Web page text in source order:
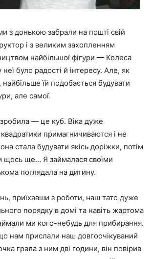
з донькою забрали на пошті свій
і з великим захопленням
найбільшої фігури — Колеса
неї було радості й інтересу. Але, як
найбільше їй подобається будувати
але самої.
— це куб. Віка дуже
примагничиваются і не
стала будувати якісь доріжки, потім
щось ще… Я займалася своїми
поглядала на дитину.
приїхавши з роботи, наш тато дуже
порядку в домі та навіть жартома
ми кого-небудь для прибирання.
нам прислали наш довгоочікуваний
грала з ним дві години, він повірив